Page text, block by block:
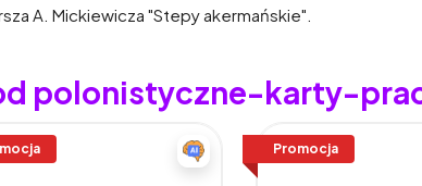
A. Mickiewicza "Stepy akermańskie".
polonistyczne-karty-
Promocja